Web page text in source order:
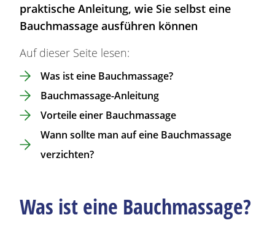
praktische Anleitung, wie Sie selbst eine
Bauchmassage ausführen können
Auf dieser Seite lesen:
Was ist eine Bauchmassage?
Bauchmassage-Anleitung
Vorteile einer Bauchmassage
Wann sollte man auf eine Bauchmassage
verzichten?
Was ist eine Bauchmassage?